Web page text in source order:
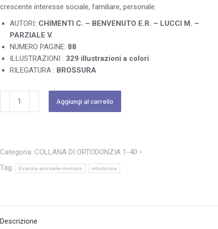
crescente interesse sociale, familiare, personale.
AUTORI: CHIMENTI C. – BENVENUTO E.R. – LUCCI M. –
PARZIALE V.
NUMERO PAGINE: 88
ILLUSTRAZIONI : 329 illustrazioni a colori
RILEGATURA : BROSSURA
Aggiungi al carrello
Categoria: COLLANA DI ORTODONZIA 1-40
Tag:
Estetica-anomalie-dentarie ortodonzia
Descrizione